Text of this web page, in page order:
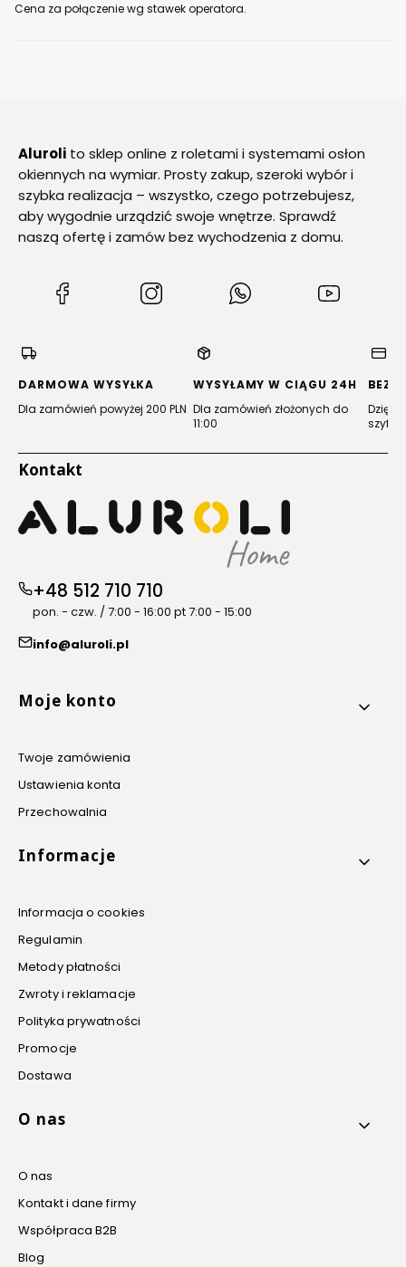
Cena za połączenie wg stawek operatora.
Aluroli to sklep online z roletami i systemami osłon
okiennych na wymiar. Prosty zakup, szeroki wybór i
szybka realizacja – wszystko, czego potrzebujesz,
aby wygodnie urządzić swoje wnętrze. Sprawdź
naszą ofertę i zamów bez wychodzenia z domu.
(Otwiera
nowej
(Otwiera
(Otwiera
nowej
DARMOWA WYSYŁKA
Dla zamówień powyżej 200 PLN
WYSYŁAMY W CIĄGU 24H
Dla zamówień złożonych do
11:00
Dzięki
Kontakt
+48 512 710 710
pon. - czw. / 7:00 - 16:00 pt 7:00 - 15:00
info@aluroli.pl
Linki w stopce
Moje konto
Twoje zamówienia
Ustawienia konta
Przechowalnia
Informacje
Informacja o cookies
Regulamin
Metody płatności
Zwroty i reklamacje
Polityka prywatności
Promocje
Dostawa
O nas
O nas
Kontakt i dane firmy
Współpraca B2B
Blog